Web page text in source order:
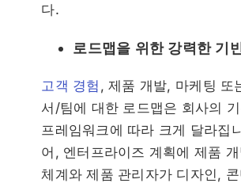
다.
로드맵을 위한 강력한 기
고객 경험 , 제품 개발, 마케팅 또
서/팀에 대한 로드맵은 회사의
프레임워크에 따라 크게 달라집
어, 엔터프라이즈 계획에 제품
체계와 제품 관리자가 디자인,